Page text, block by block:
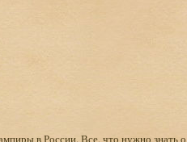
в России. Все, что нужно знать